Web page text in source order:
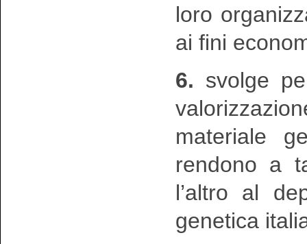
loro
ai fini
6. svolge
materiale
rendono a
l’altro al
genetica